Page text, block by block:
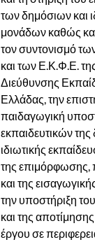
των δημόσιων και
μονάδων καθώς
τον συντονισμό
και των Ε.Κ.Φ.Ε.
Διεύθυνσης
Ελλάδας, την
παιδαγωγική
εκπαιδευτικών της
ιδιωτικής
της επιμόρφωσης,
και της
την υποστήριξη
και της
έργου σε